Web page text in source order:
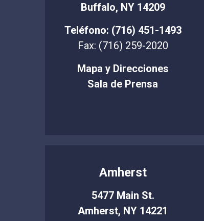
Buffalo, NY 14209
Teléfono: (716) 451-1493
Fax: (716) 259-2020
Mapa y Direcciones
Sala de Prensa
Amherst
5477 Main St.
Amherst, NY 14221